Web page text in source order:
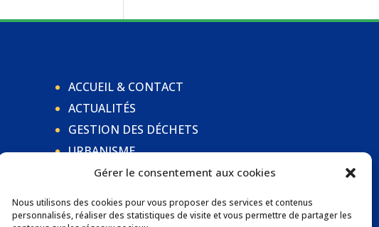
Gérer le consentement aux cookies
Nous utilisons des cookies pour vous proposer des services et contenus
personnalisés, réaliser des statistiques de visite et vous permettre de partager les
ACCUEIL & CONTACT
ACTUALITÉS
GESTION DES DÉCHETS
URBANISME
COMMUNICATIONS DE LA MAIRIE